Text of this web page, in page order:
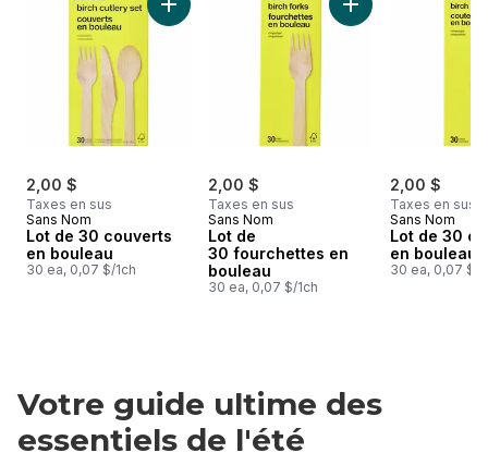
2,00 $
Taxes en sus
Sans Nom
Lot de 30 couverts
en bouleau
30 ea, 0,07 $/1ch
Ajouter Lot de 30 couverts en bouleau au
2,00 $
Taxes en sus
Sans Nom
Lot de
30 fourchettes en
bouleau
30 ea, 0,07 $/1ch
Ajouter Lot de 30
2,00 $
Taxes en sus
Sans Nom
Lot de 30
en bouleau
30 ea, 0,07 $/
Votre guide ultime des
essentiels de l'été